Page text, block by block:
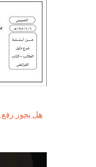
هل يجوز